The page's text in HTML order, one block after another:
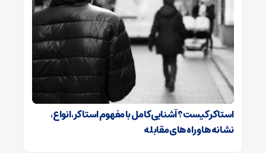
استاکر کیست؟ آشنایی کامل با مفهوم استاکر، انواع،
نشانه‌ها و راه‌های مقابله